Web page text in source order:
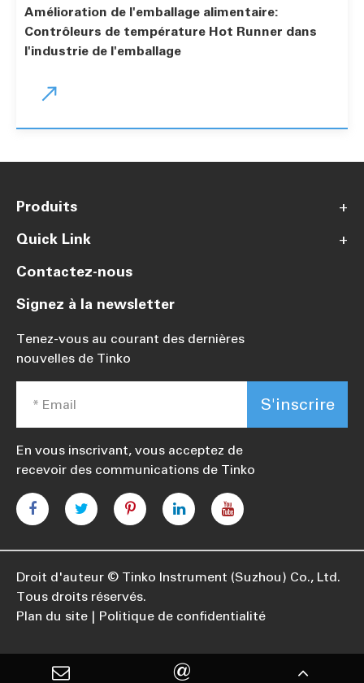
Amélioration de l'emballage alimentaire:
Contrôleurs de température Hot Runner dans
l'industrie de l'emballage

Produits
+
Quick Link
+
Contactez-nous
Signez à la newsletter
Tenez-vous au courant des dernières
nouvelles de Tinko
S'inscrire
En vous inscrivant, vous acceptez de
recevoir des communications de Tinko
Droit d'auteur © Tinko Instrument (Suzhou) Co., Ltd.
Tous droits réservés.
Plan du site
Politique de confidentialité
@